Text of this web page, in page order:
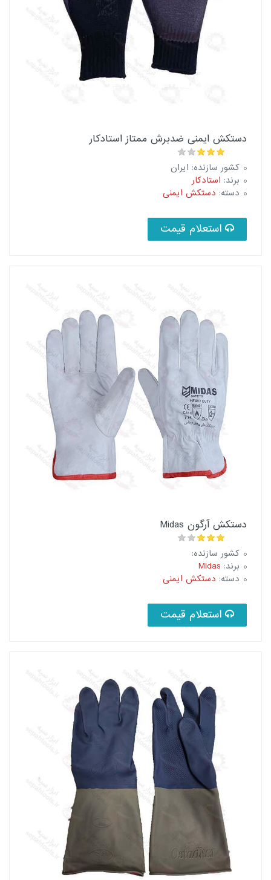
دستکش ایمنی ضدبرش ممتاز استادکار
کشور سازنده: ایران
برند: استادکار
دسته: دستکش ایمنی
استعلام قیمت
دستکش آرگون Midas
کشور سازنده:
برند: Midas
دسته: دستکش ایمنی
استعلام قیمت